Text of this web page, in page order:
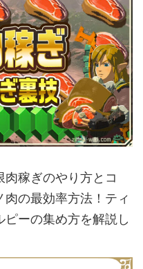
稼ぎのやり方とコ
の最効率方法！ティ
ーの集め方を解説し